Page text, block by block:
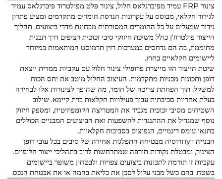
צינור FRP עמיד מפיברגלאס חלול, צינור פלט מפולטרוד פיברגלאס עמיד
לגידור חקלאי, מבוסס על עקרונות הנדסת חומרים מתקדמים ומציע פתרון
גידור שמעלים על כל החומרים המסורתית מבחינת מדדי ביצועים. תהליך
הייצור פולטרוז'ן כולל משיכת חיזוקי סיבי זכוכית רציפים דרך תבנית
מחוממת, בה הם נדחסים במערכות רזין תרמוסט המותאמות במיוחד
ליישומים חקלאיים בחוץ.
שיטת הייצור הזו מייצרת פרופילי צינור חלול עם עקביות ממדית יוצאת
דופן ותכונות מכניות מתקדמות. העיצוב החלול מיטב את יחס הכוח
למשקל, תוך הפחתת צריכה של חומר, מה שהופך לצינורות אלו לבחירה
בעלת אחריות סביבתית עבור פעילויות חקלאות ברת קיימא. שילוב
השטיחים מסיבי זכוכית מגביר את המטריצה הקומפוזיטית, ומספק חיזוק
נוסף שמגדיל את ההתנגדות להשפעות ואת הביצועים המבניים הכוללים
בתנאי עומס דינמיים, הנפוצים בסביבות חקלאיות.
הבנייה путרוסיה מבטיחה התפלגות אחידה של סיבים בכל עובי דופן
הצינור, ומבטלת נקודות תורפה שמתרחשות לרוב בתהליכי ייצור חלופיים.
עקביות זו תורמת לתכונות ביצועים צפויות ולבטחון משופר ביישומים
בשטח, בהם כשל מבני עלול לסכן את כליאת בהמה או את אבטחת הנכס.